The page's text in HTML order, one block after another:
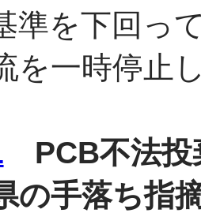
準を下回っ
を一時停止
PCB不法投
手落ち指